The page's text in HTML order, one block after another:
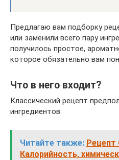
Предлагаю вам подборку
или заменили всего пару
получилось простое,
которое обязательно вам
Что в него входит?
Классический рецепт
ингредиентов:
Читайте также: Рецепт
Калорийность,